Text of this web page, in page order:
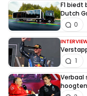
F1
Dutch
0
1
Verbaal